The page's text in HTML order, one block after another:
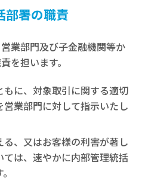
部署の職責
業部門及び子金融機関等か
を担います。
に、対象取引に関する適切
業部門に対して指示いたし
、又はお客様の利害が著し
ては、速やかに内部管理統括